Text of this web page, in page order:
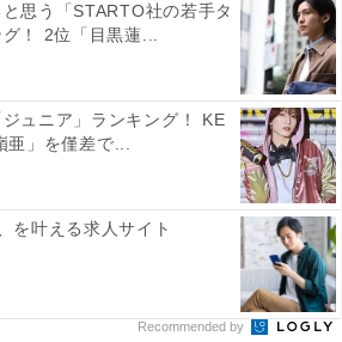
by 菜々緒 (@nanao_official)
選ばれました。
年、「第7回ミス東京ガールズコ
プリを受賞。完璧ボディと美脚を
集英社）、『GINGER』（幻冬舎）
で専属モデルを務め、現在も多方
思う「STARTO社の若手タ
！ 2位「目黒蓮...
ュニア」ランキング！ KE
亜」を僅差で...
を叶える求人サイト
Recommended by